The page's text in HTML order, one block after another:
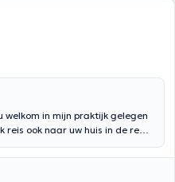
welkom in mijn praktijk gelegen
ook naar uw huis in de regio
momenteel de opleiding